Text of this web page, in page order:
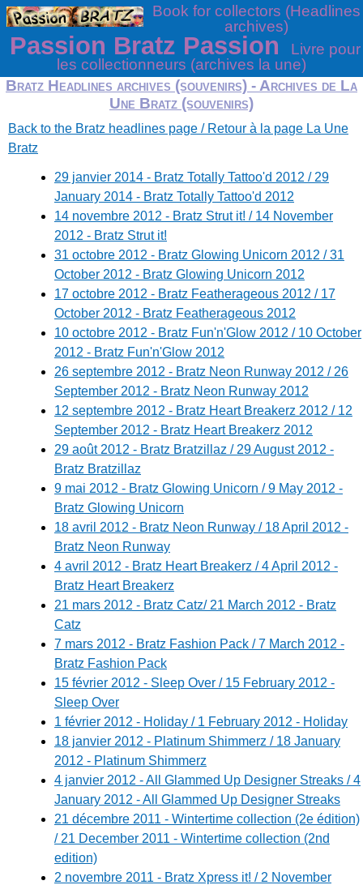
Book for collectors (Headlines
archives)
Passion Bratz Passion
Livre pour
les collectionneurs (archives la une)
Bratz Headlines archives (souvenirs) - Archives de La
Une Bratz (souvenirs)
Back to the Bratz headlines page / Retour à la page La Une
Bratz
29 janvier 2014 - Bratz Totally Tattoo'd 2012 / 29
January 2014 - Bratz Totally Tattoo'd 2012
14 novembre 2012 - Bratz Strut it! / 14 November
2012 - Bratz Strut it!
31 octobre 2012 - Bratz Glowing Unicorn 2012 / 31
October 2012 - Bratz Glowing Unicorn 2012
17 octobre 2012 - Bratz Featherageous 2012 / 17
October 2012 - Bratz Featherageous 2012
10 octobre 2012 - Bratz Fun'n'Glow 2012 / 10 October
2012 - Bratz Fun'n'Glow 2012
26 septembre 2012 - Bratz Neon Runway 2012 / 26
September 2012 - Bratz Neon Runway 2012
12 septembre 2012 - Bratz Heart Breakerz 2012 / 12
September 2012 - Bratz Heart Breakerz 2012
29 août 2012 - Bratz Bratzillaz / 29 August 2012 -
Bratz Bratzillaz
9 mai 2012 - Bratz Glowing Unicorn / 9 May 2012 -
Bratz Glowing Unicorn
18 avril 2012 - Bratz Neon Runway / 18 April 2012 -
Bratz Neon Runway
4 avril 2012 - Bratz Heart Breakerz / 4 April 2012 -
Bratz Heart Breakerz
21 mars 2012 - Bratz Catz/ 21 March 2012 - Bratz
Catz
7 mars 2012 - Bratz Fashion Pack / 7 March 2012 -
Bratz Fashion Pack
15 février 2012 - Sleep Over / 15 February 2012 -
Sleep Over
1 février 2012 - Holiday / 1 February 2012 - Holiday
18 janvier 2012 - Platinum Shimmerz / 18 January
2012 - Platinum Shimmerz
4 janvier 2012 - All Glammed Up Designer Streaks / 4
January 2012 - All Glammed Up Designer Streaks
21 décembre 2011 - Wintertime collection (2e édition)
/ 21 December 2011 - Wintertime collection (2nd
edition)
2 novembre 2011 - Bratz Xpress it! / 2 November